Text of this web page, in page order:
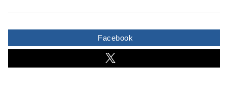
りません。 女性の皆さん、ス
ポーツカーに乗りませんか！
スポーツのように、楽しんだ
り、ワクワクしたり、時に挫
Facebook